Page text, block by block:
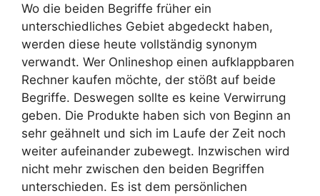
Wo die beiden Begriffe früher ein
unterschiedliches Gebiet abgedeckt haben,
werden diese heute vollständig synonym
verwandt. Wer Onlineshop einen aufklappbaren
Rechner kaufen möchte, der stößt auf beide
Begriffe. Deswegen sollte es keine Verwirrung
geben. Die Produkte haben sich von Beginn an
sehr geähnelt und sich im Laufe der Zeit noch
weiter aufeinander zubewegt. Inzwischen wird
nicht mehr zwischen den beiden Begriffen
unterschieden. Es ist dem persönlichen